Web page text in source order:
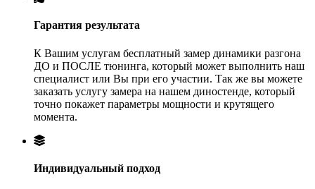
Гарантия результата
К Вашим услугам бесплатный замер динамики разгона
ДО и ПОСЛЕ тюнинга, который может выполнить наш
специалист или Вы при его участии. Так же вы можете
заказать услугу замера на нашем диностенде, который
точно покажет параметры мощности и крутящего
момента.
Индивидуальный подход